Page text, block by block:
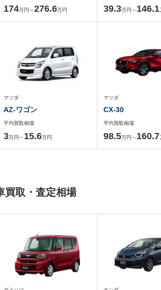
174万円～276.6万円 39.3万円～ 146.1
マツダ
AZ-ワゴン
平均買取相場
3万円～ 15.6万円
マツダ
CX-30
平均買取相場
98.5万円～ 160.7
買取・査定相場